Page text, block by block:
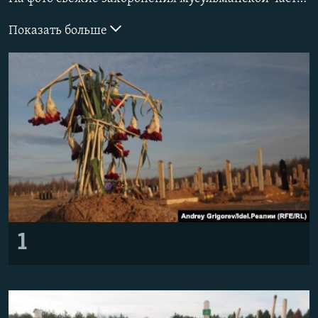
ПОДПИШИТЕСЬ НА РАССЫЛКУ
СОЦИАЛЬНЫЕ СЕТИ
Все сайты РСЕ/РС
Показать больше
1